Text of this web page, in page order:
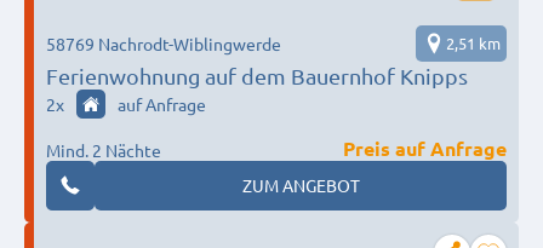
Ferienwohnung auf dem Bauernhof Knipps
58769 Nachrodt-Wiblingwerde 2,51 km
2x auf Anfrage
Mind. 2 Nächte
Preis auf Anfrage
ZUM ANGEBOT